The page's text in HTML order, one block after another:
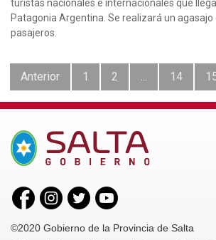
turistas nacionales e internacionales que
Patagonia Argentina. Se realizará un agasajo
pasajeros.
Anterior 1 2 ... 14
©2020 Gobierno de la Provincia de Salta